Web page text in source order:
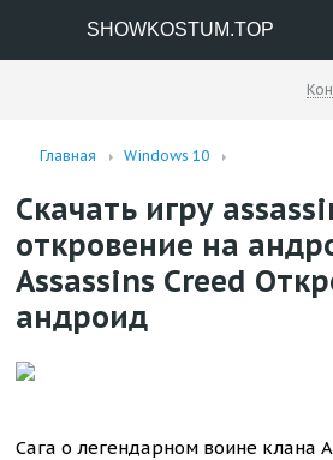
SHOWKOSTUM.TOP
Главная Windows 10
Скачать игру
откровение на
Assassins Creed
андроид
Сага о легендарном воине клана